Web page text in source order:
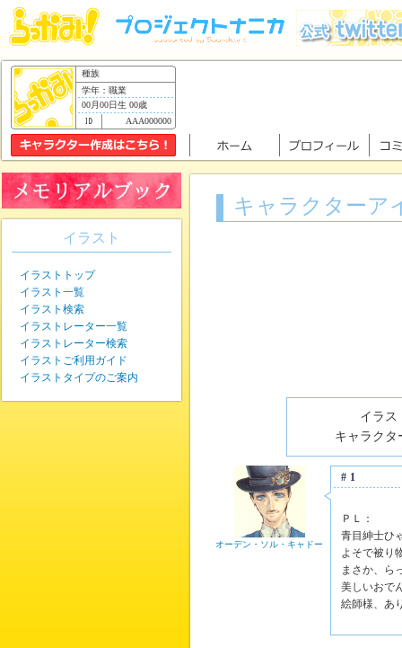
種族
学年：職業
00月00日生 00歳
AAA000000
キャラクターア
イラス
キャラクタ
オーデン・ソル・キャドー
#1
ＰＬ：
青目紳士ひ
よそで被り
まさか、ら
美しいおで
絵師様、あ
イラスト
イラストトップ
イラスト一覧
イラスト検索
イラストレーター一覧
イラストレーター検索
イラストご利用ガイド
イラストタイプのご案内